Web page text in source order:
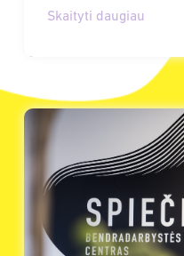
Skaityti daugiau